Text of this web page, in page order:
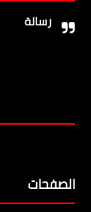
رسالة
الصفحات